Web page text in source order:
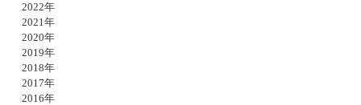
2022年
2021年
2020年
2019年
2018年
2017年
2016年